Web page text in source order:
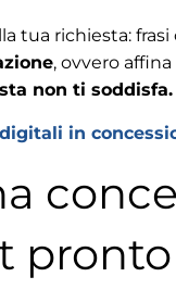
tua richiesta:
, ovvero
non ti soddisfa.
in